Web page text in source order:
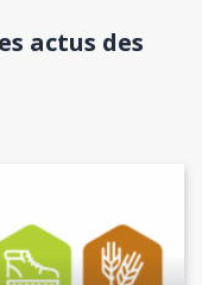
actus des